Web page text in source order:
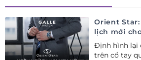
Orient
lịch mới
Định hình lại
trên cổ tay